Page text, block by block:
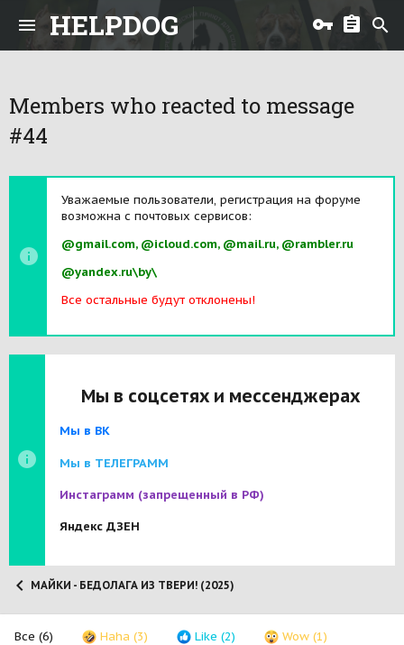
HELPDOG
Members who reacted to message
#44
Уважаемые пользователи, регистрация на форуме
возможна с почтовых сервисов:
@gmail.com, @icloud.com, @mail.ru, @rambler.ru
@yandex.ru\by\
Все остальные будут отклонены!
Мы в соцсетях и мессенджерах
Мы в ВК
Мы в ТЕЛЕГРАММ
Инстаграмм (запрещенный в РФ)
Яндекс ДЗЕН
МАЙКИ - БЕДОЛАГА ИЗ ТВЕРИ! (2025)
Все (6) Haha (3) Like (2) Wow (1)